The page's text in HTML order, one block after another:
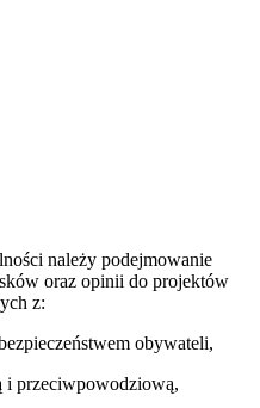
należy podejmowanie
oraz opinii do projektów
z:
obywateli,
i przeciwpowodziową,